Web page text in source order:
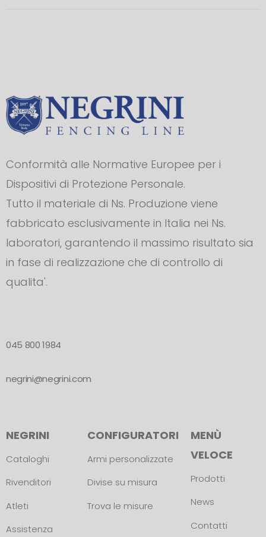
Conformità alle Normative Europee per i
Dispositivi di Protezione Personale.
Tutto il materiale di Ns. Produzione viene
fabbricato esclusivamente in Italia nei Ns.
laboratori, garantendo il massimo risultato sia
in fase di realizzazione che di controllo di
qualita'.
045 800 1984
negrini@negrini.com
NEGRINI
Cataloghi
Rivenditori
Atleti
Assistenza
CONFIGURATORI
Armi personalizzate
Divise su misura
Trova le misure
MENÙ
VELOCE
Prodotti
News
Contatti